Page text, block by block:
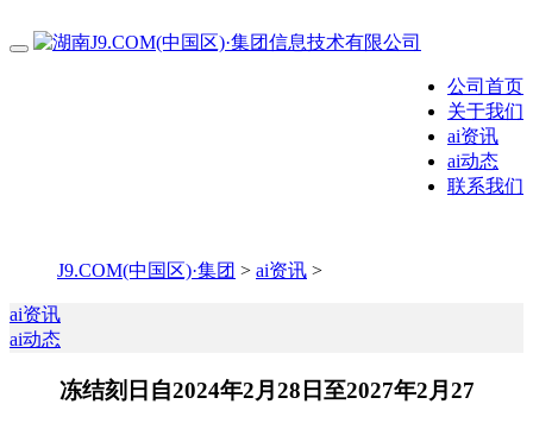
公司首页
关于我们
ai资讯
ai动态
联系我们
J9.COM(中国区)·集团 > ai资讯 >
ai资讯
ai动态
冻结刻日自2024年2月28日至2027年2月27